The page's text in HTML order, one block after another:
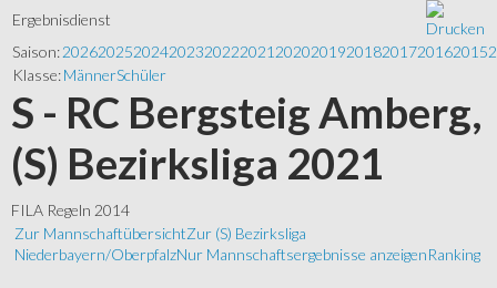
Ergebnisdienst
Saison:202620252024202320222021 202020192018201720162015
Klasse:MännerSchüler
S - RC Bergsteig Amberg,
(S) Bezirksliga 2021
FILA Regeln 2014
Zur MannschaftübersichtZur (S) Bezirksliga
Niederbayern/OberpfalzNur Mannschaftsergebnisse anzeigenRanking